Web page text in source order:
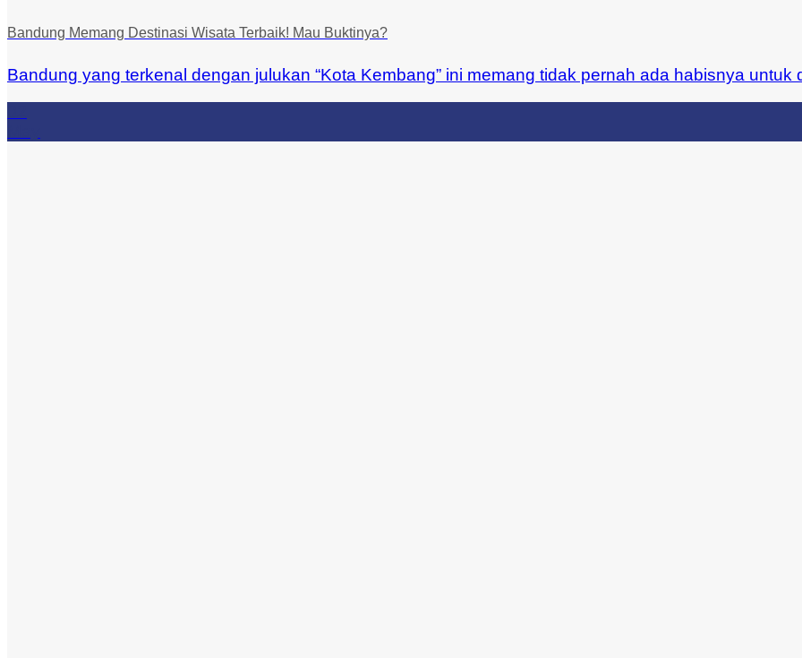
Bandung Memang Destinasi Wisata Terbaik! Mau Buktinya?
Bandung yang terkenal dengan julukan “Kota Kembang” ini memang tidak pernah ada habisnya untuk